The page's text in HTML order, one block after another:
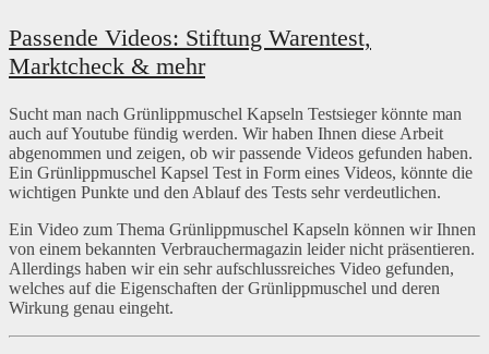
Passende Videos: Stiftung Warentest,
Marktcheck & mehr
Sucht man nach Grünlippmuschel Kapseln Testsieger könnte man
auch auf Youtube fündig werden. Wir haben Ihnen diese Arbeit
abgenommen und zeigen, ob wir passende Videos gefunden haben.
Ein Grünlippmuschel Kapsel Test in Form eines Videos, könnte die
wichtigen Punkte und den Ablauf des Tests sehr verdeutlichen.
Ein Video zum Thema Grünlippmuschel Kapseln können wir Ihnen
von einem bekannten Verbrauchermagazin leider nicht präsentieren.
Allerdings haben wir ein sehr aufschlussreiches Video gefunden,
welches auf die Eigenschaften der Grünlippmuschel und deren
Wirkung genau eingeht.